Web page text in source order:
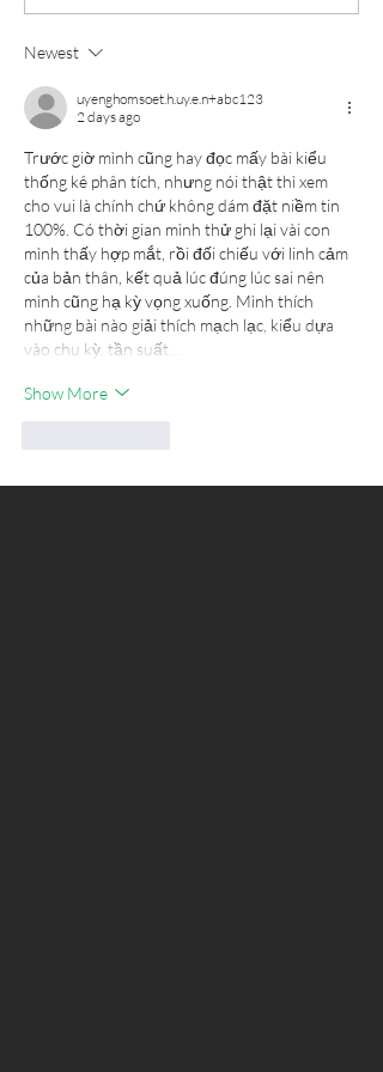
top of Google search results
Newest
uyenghomsoet.h.uy.e.n+abc123
2 days ago
Trước giờ mình cũng hay đọc mấy bài kiểu
thống kê phân tích, nhưng nói thật thì xem
cho vui là chính chứ không dám đặt niềm tin
100%. Có thời gian mình thử ghi lại vài con
mình thấy hợp mắt, rồi đối chiếu với linh cảm
của bản thân, kết quả lúc đúng lúc sai nên
mình cũng hạ kỳ vọng xuống. Mình thích
những bài nào giải thích mạch lạc, kiểu dựa
vào chu kỳ, tần suất…
Show More